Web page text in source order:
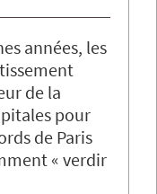
années, les
de la
pour
de Paris
« verdir